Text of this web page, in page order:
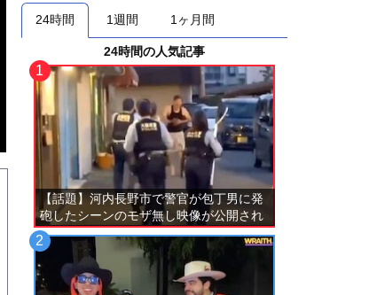
24時間 1週間 1ヶ月間
24時間の人気記事
【話題】河内長野市で警官が包丁男に発
砲したシーンのモザ無し映像が公開され
る。